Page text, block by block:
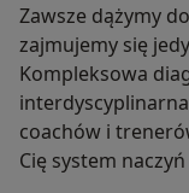
Zawsze dążymy
zajmujemy się
Kompleksowa
coachów i
Cię system